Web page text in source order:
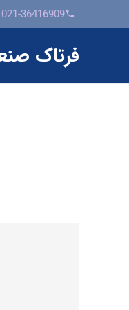
phone
021-36416909
فرتاک